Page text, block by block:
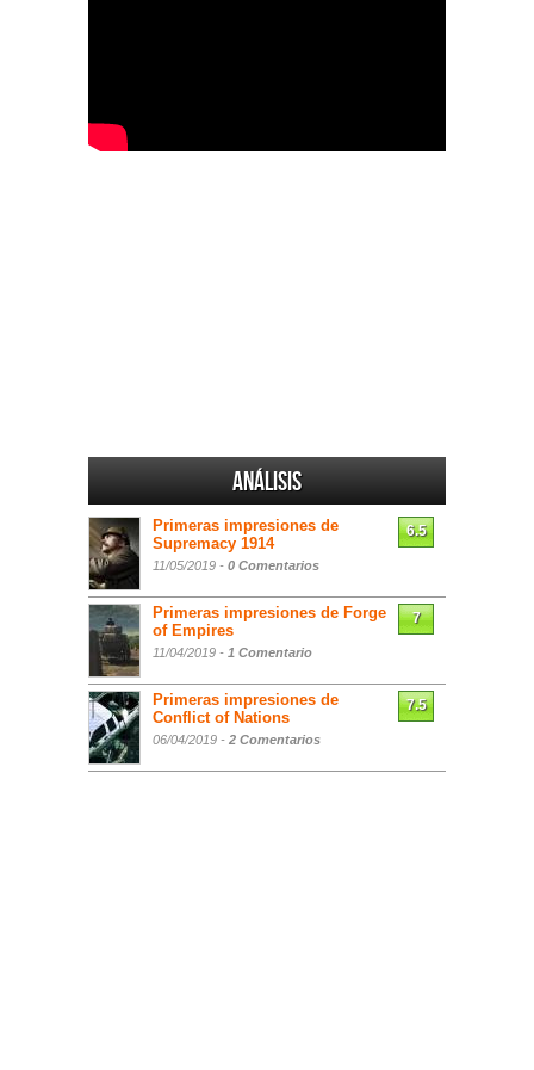
Análisis
Primeras impresiones de
Supremacy 1914
11/05/2019 - 0 Comentarios
6.5
Primeras impresiones de Forge
of Empires
11/04/2019 - 1 Comentario
7
Primeras impresiones de
Conflict of Nations
06/04/2019 - 2 Comentarios
7.5